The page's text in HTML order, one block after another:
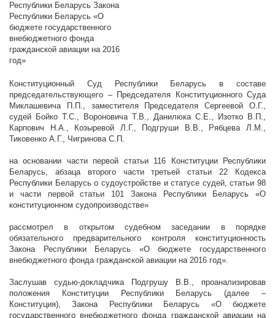
Республики Беларусь Закона
Республики Беларусь «О
бюджете государственного
внебюджетного фонда
гражданской авиации на 2016
год»
Конституционный Суд Республики Беларусь в составе
председательствующего – Председателя Конституционного Суда
Миклашевича П.П., заместителя Председателя Сергеевой О.Г.,
судей Бойко Т.С., Вороновича Т.В., Данилюка С.Е., Изотко В.П.,
Карпович Н.А., Козыревой Л.Г., Подгруши В.В., Рябцева Л.М.,
Тиковенко А.Г., Чигринова С.П.
на основании части первой статьи 116 Конституции Республики
Беларусь, абзаца второго части третьей статьи 22 Кодекса
Республики Беларусь о судоустройстве и статусе судей, статьи 98
и части первой статьи 101 Закона Республики Беларусь «О
конституционном судопроизводстве»
рассмотрел в открытом судебном заседании в порядке
обязательного предварительного контроля конституционность
Закона Республики Беларусь «О бюджете государственного
внебюджетного фонда гражданской авиации на 2016 год».
Заслушав судью-докладчика Подгрушу В.В., проанализировав
положения Конституции Республики Беларусь (далее –
Конституция), Закона Республики Беларусь «О бюджете
государственного внебюджетного фонда гражданской авиации на